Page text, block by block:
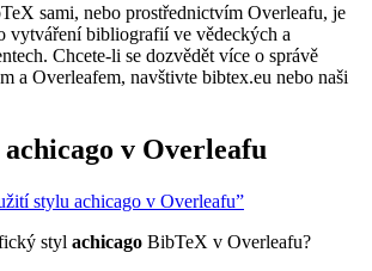
sami, nebo prostřednictvím Overleafu, je
vytváření bibliografií ve vědeckých a
Chcete-li se dozvědět více o správě
a Overleafem, navštivte bibtex.eu nebo naši
achicago v Overleafu
stylu achicago v Overleafu”
styl achicago BibTeX v Overleafu?